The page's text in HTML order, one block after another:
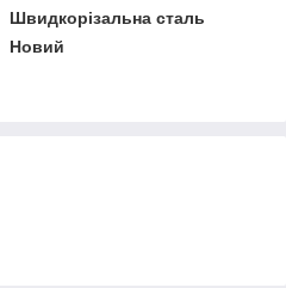
Швидкорізальна сталь
Новий